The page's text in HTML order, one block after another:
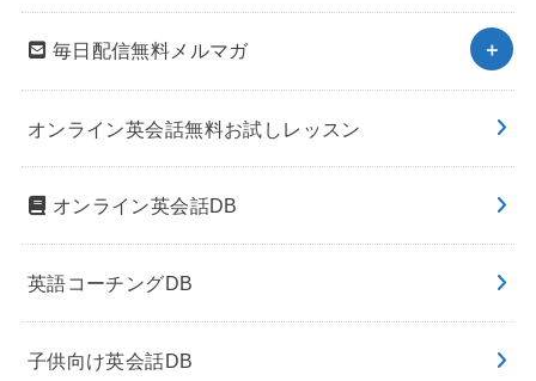
毎日配信無料メルマガ
オンライン英会話無料お試しレッスン
オンライン英会話DB
英語コーチングDB
子供向け英会話DB